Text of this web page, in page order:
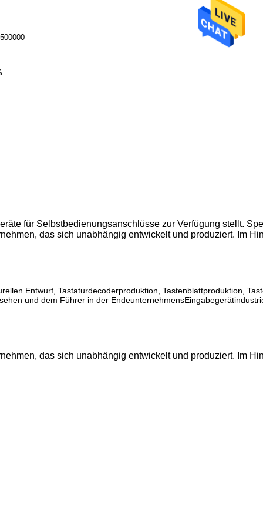
für Selbstbedienungsanschlüsse zur Verfügung stellt.
das sich unabhängig entwickelt und produziert.
Entwurf, Tastaturdecoderproduktion, Tastenblattproduktion,
und dem Führer in der
das sich unabhängig entwickelt und produziert.